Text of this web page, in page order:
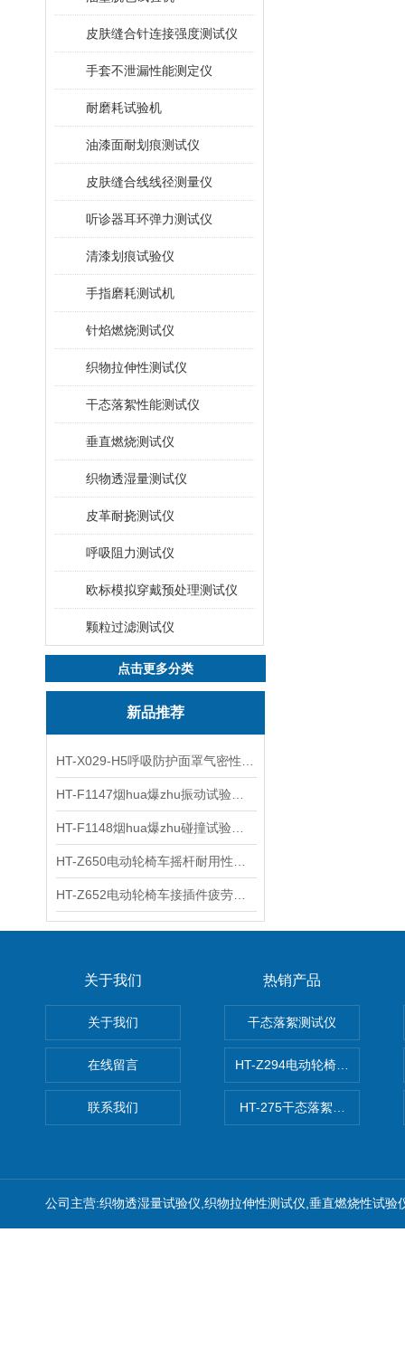
皮肤缝合针连接强度测试仪
手套不泄漏性能测定仪
耐磨耗试验机
油漆面耐划痕测试仪
皮肤缝合线线径测量仪
听诊器耳环弹力测试仪
清漆划痕试验仪
手指磨耗测试机
针焰燃烧测试仪
织物拉伸性测试仪
干态落絮性能测试仪
垂直燃烧测试仪
织物透湿量测试仪
皮革耐挠测试仪
呼吸阻力测试仪
欧标模拟穿戴预处理测试仪
颗粒过滤测试仪
点击更多分类
新品推荐
关于我们
关于我们
在线留言
联系我们
热销产品
干态落絮测试仪
HT-Z294电动轮椅车耗电量测
HT-275干态落絮测试仪
公司主营:织物透湿量试验仪,织物拉伸性测试仪,垂直燃烧性试验